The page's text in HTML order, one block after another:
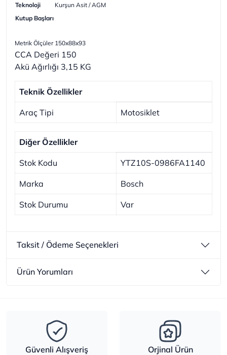
Teknoloji
Kurşun Asit / AGM
Kutup Başları
Metrik Ölçüler 150x88x93
CCA Değeri 150
Akü Ağırlığı 3,15 KG
Teknik Özellikler
Araç Tipi Motosiklet
Diğer Özellikler
Stok Kodu YTZ10S-0986FA1140
Marka Bosch
Stok Durumu Var
Taksit / Ödeme Seçenekleri
Ürün Yorumları
Güvenli Alışveriş Orjinal Ürün